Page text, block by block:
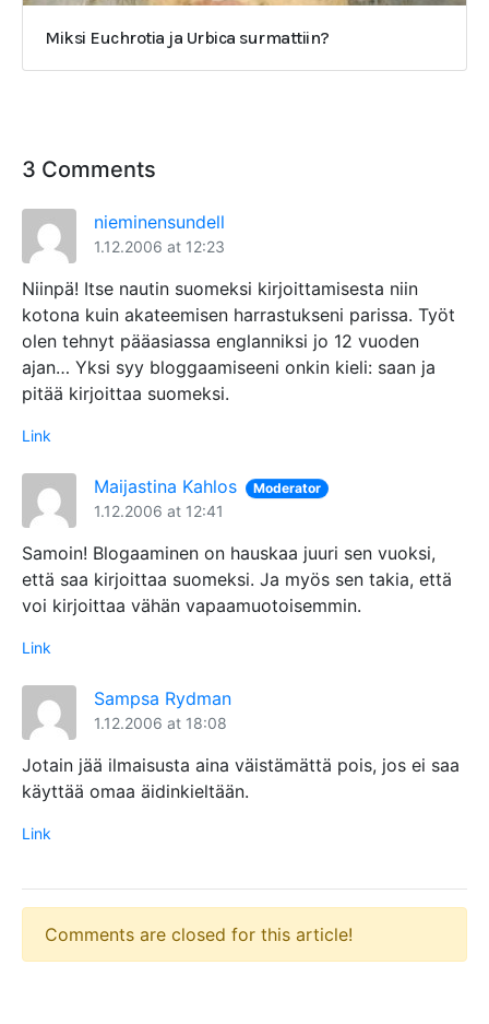
Miksi Euchrotia ja Urbica surmattiin?
3 Comments
nieminensundell
1.12.2006 at 12:23
Niinpä! Itse nautin suomeksi kirjoittamisesta niin
kotona kuin akateemisen harrastukseni parissa. Työt
olen tehnyt pääasiassa englanniksi jo 12 vuoden
ajan… Yksi syy bloggaamiseeni onkin kieli: saan ja
pitää kirjoittaa suomeksi.
Link
Maijastina Kahlos Moderator
1.12.2006 at 12:41
Samoin! Blogaaminen on hauskaa juuri sen vuoksi,
että saa kirjoittaa suomeksi. Ja myös sen takia, että
voi kirjoittaa vähän vapaamuotoisemmin.
Link
Sampsa Rydman
1.12.2006 at 18:08
Jotain jää ilmaisusta aina väistämättä pois, jos ei saa
käyttää omaa äidinkieltään.
Link
Comments are closed for this article!